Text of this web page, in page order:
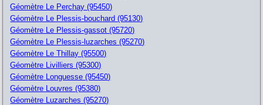
Géomètre Le Perchay (95450)
Géomètre Le Plessis-bouchard (95130)
Géomètre Le Plessis-gassot (95720)
Géomètre Le Plessis-luzarches (95270)
Géomètre Le Thillay (95500)
Géomètre Livilliers (95300)
Géomètre Longuesse (95450)
Géomètre Louvres (95380)
Géomètre Luzarches (95270)